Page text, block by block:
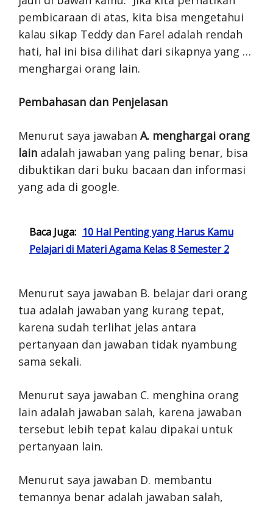
pembicaraan di atas, kita bisa mengetahui
kalau sikap Teddy dan Farel adalah rendah
hati, hal ini bisa dilihat dari sikapnya yang …
menghargai orang lain.
Pembahasan dan Penjelasan
Menurut saya jawaban A. menghargai orang
lain adalah jawaban yang paling benar, bisa
dibuktikan dari buku bacaan dan informasi
yang ada di google.
Baca Juga: 10 Hal Penting yang Harus Kamu
Pelajari di Materi Agama Kelas 8 Semester 2
Menurut saya jawaban B. belajar dari orang
tua adalah jawaban yang kurang tepat,
karena sudah terlihat jelas antara
pertanyaan dan jawaban tidak nyambung
sama sekali.
Menurut saya jawaban C. menghina orang
lain adalah jawaban salah, karena jawaban
tersebut lebih tepat kalau dipakai untuk
pertanyaan lain.
Menurut saya jawaban D. membantu
temannya benar adalah jawaban salah,